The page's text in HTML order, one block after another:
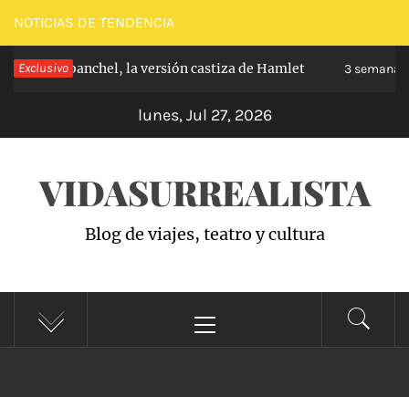
Saltar
al
contenido
NOTICIAS DE TENDENCIA
Exclusivo
de Carabanchel, la versión castiza de Hamlet 3 semanas
lunes, Jul 27, 2026
VIDASURREALISTA
Blog de viajes, teatro y cultura
principal